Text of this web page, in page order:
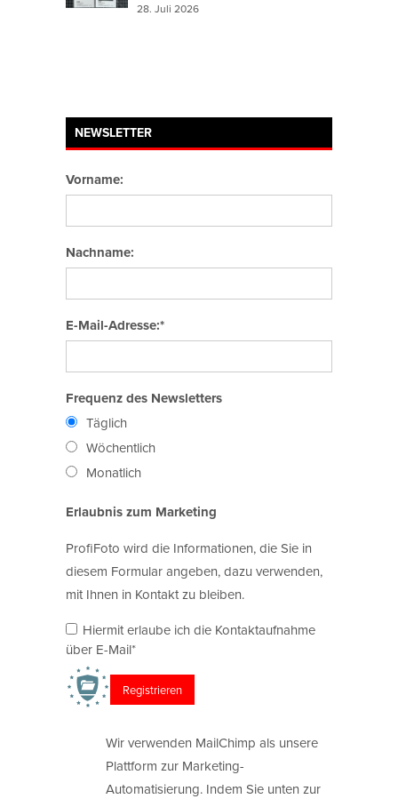
28. Juli 2026
NEWSLETTER
Vorname:
Nachname:
E-Mail-Adresse:*
Frequenz des Newsletters
Täglich
Wöchentlich
Monatlich
Erlaubnis zum Marketing
ProfiFoto wird die Informationen, die Sie in
diesem Formular angeben, dazu verwenden,
mit Ihnen in Kontakt zu bleiben.
Hiermit erlaube ich die Kontaktaufnahme
über E-Mail*
Wir verwenden MailChimp als unsere
Plattform zur Marketing-
Automatisierung. Indem Sie unten zur